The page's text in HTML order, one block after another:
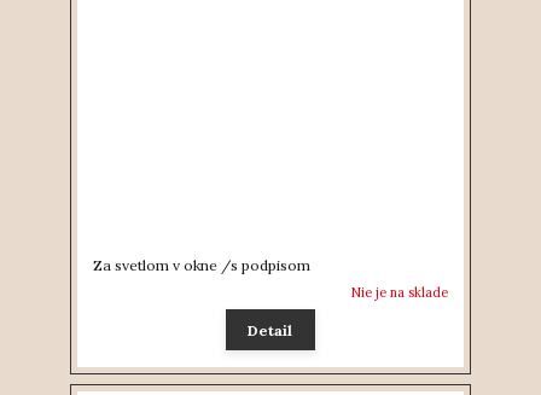
Za svetlom v okne /s podpisom
Nie je na sklade
Detail